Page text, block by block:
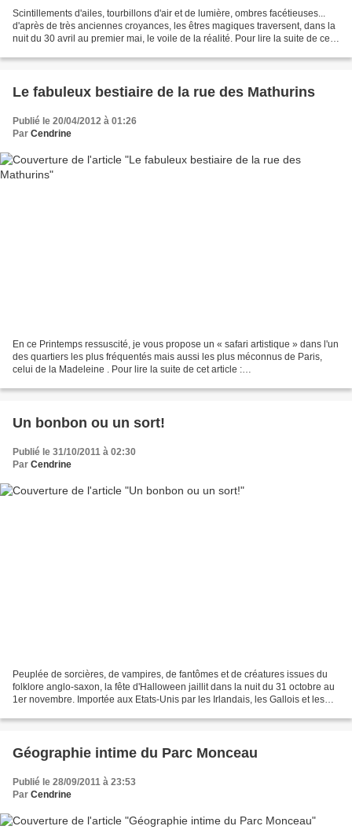
Scintillements d'ailes, tourbillons d'air et de lumière, ombres facétieuses...
d'après de très anciennes croyances, les êtres magiques traversent, dans la
nuit du 30 avril au premier mai, le voile de la réalité. Pour lire la suite de cet
Le fabuleux bestiaire de la rue des Mathurins
Publié le 20/04/2012 à 01:26
Par Cendrine
En ce Printemps ressuscité, je vous propose un « safari artistique » dans l'un
des quartiers les plus fréquentés mais aussi les plus méconnus de Paris,
celui de la Madeleine . Pour lire la suite de cet article :
Un bonbon ou un sort!
Publié le 31/10/2011 à 02:30
Par Cendrine
Peuplée de sorcières, de vampires, de fantômes et de créatures issues du
folklore anglo-saxon, la fête d'Halloween jaillit dans la nuit du 31 octobre au
1er novembre. Importée aux Etats-Unis par les Irlandais, les Gallois et les
Géographie intime du Parc Monceau
Publié le 28/09/2011 à 23:53
Par Cendrine